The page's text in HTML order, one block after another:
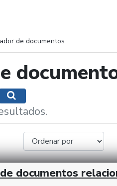
de documentos
Mostrar opciones de búsqueda
documentos